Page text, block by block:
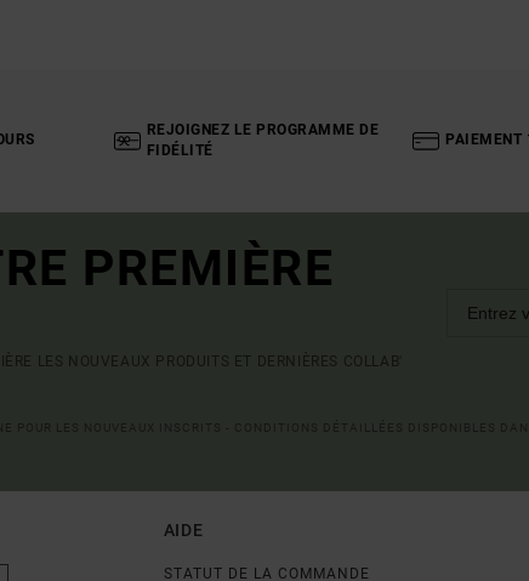
REJOIGNEZ LE PROGRAMME DE
FIDÉLITÉ
PAIEMENT
PREMIÈRE
LES NOUVEAUX PRODUITS ET DERNIÈRES COLLAB'
AIDE
STATUT DE LA COMMANDE